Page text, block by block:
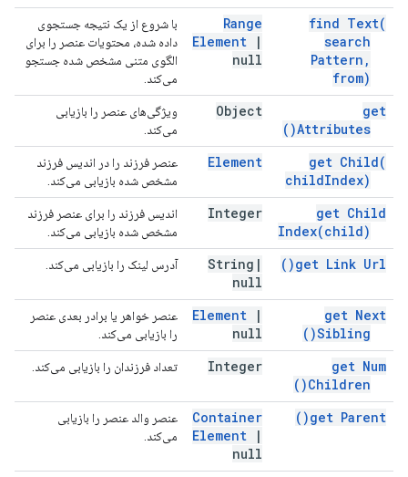
find Text(
search
Pattern ,
from)
Range
Element
|
null
با شروع از یک نتیجه جستجوی
داده شده، محتویات عنصر را برای
الگوی متنی مشخص شده جستجو
می‌کند.
get
Attributes(
)
Object
ویژگی‌های عنصر را بازیابی
می‌کند.
get Child(
childIndex)
Element
عنصر فرزند را در اندیس فرزند
مشخص شده بازیابی می‌کند.
get Child
Index(child)
Integer
اندیس فرزند را برای عنصر فرزند
مشخص شده بازیابی می‌کند.
get Link Url(
)
String |
null
آدرس لینک را بازیابی می‌کند.
get Next
Sibling(
)
Element
|
null
عنصر خواهر یا برادر بعدی عنصر
را بازیابی می‌کند.
get Num
Children(
)
Integer تعداد فرزندان را بازیابی می‌کند.
get Parent(
)
Container
Element
|
null
عنصر والد عنصر را بازیابی
می‌کند.